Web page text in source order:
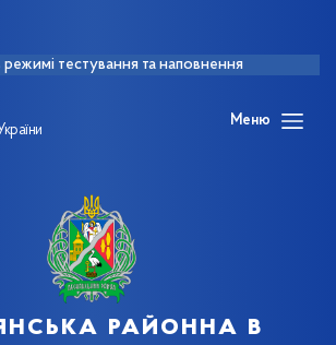
режимі тестування та наповнення
Меню
районна в